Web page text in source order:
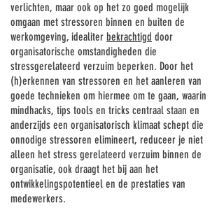
verlichten, maar ook op het zo goed mogelijk
omgaan met stressoren binnen en buiten de
werkomgeving, idealiter bekrachtigd door
organisatorische omstandigheden die
stressgerelateerd verzuim beperken. Door het
(h)erkennen van stressoren en het aanleren van
goede technieken om hiermee om te gaan, waarin
mindhacks, tips tools en tricks centraal staan en
anderzijds een organisatorisch klimaat schept die
onnodige stressoren elimineert, reduceer je niet
alleen het stress gerelateerd verzuim binnen de
organisatie, ook draagt het bij aan het
ontwikkelingspotentieel en de prestaties van
medewerkers.